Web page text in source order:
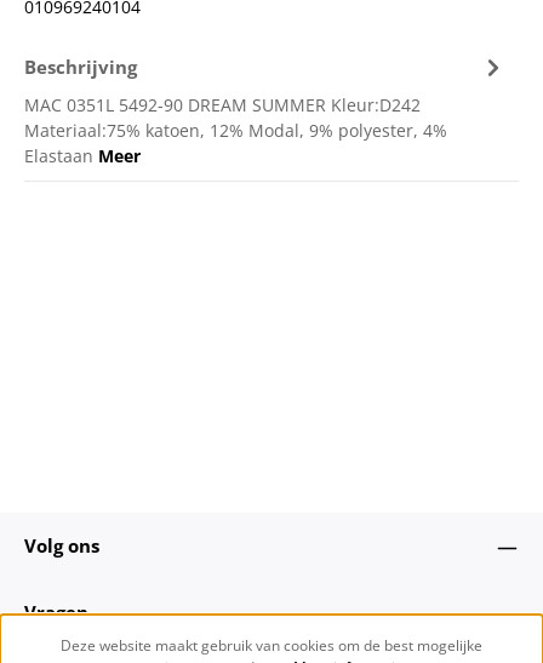
010969240104
Beschrijving
MAC 0351L 5492-90 DREAM SUMMER Kleur:D242
Materiaal:75% katoen, 12% Modal, 9% polyester, 4%
Elastaan Meer
Volg ons
Vragen
Deze website maakt gebruik van cookies om de best mogelijke